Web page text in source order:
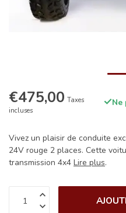
€475,00 Taxes
incluses
Ne
Vivez un plaisir de conduite
24V rouge 2 places. Cette
transmission 4x4 Lire plus.